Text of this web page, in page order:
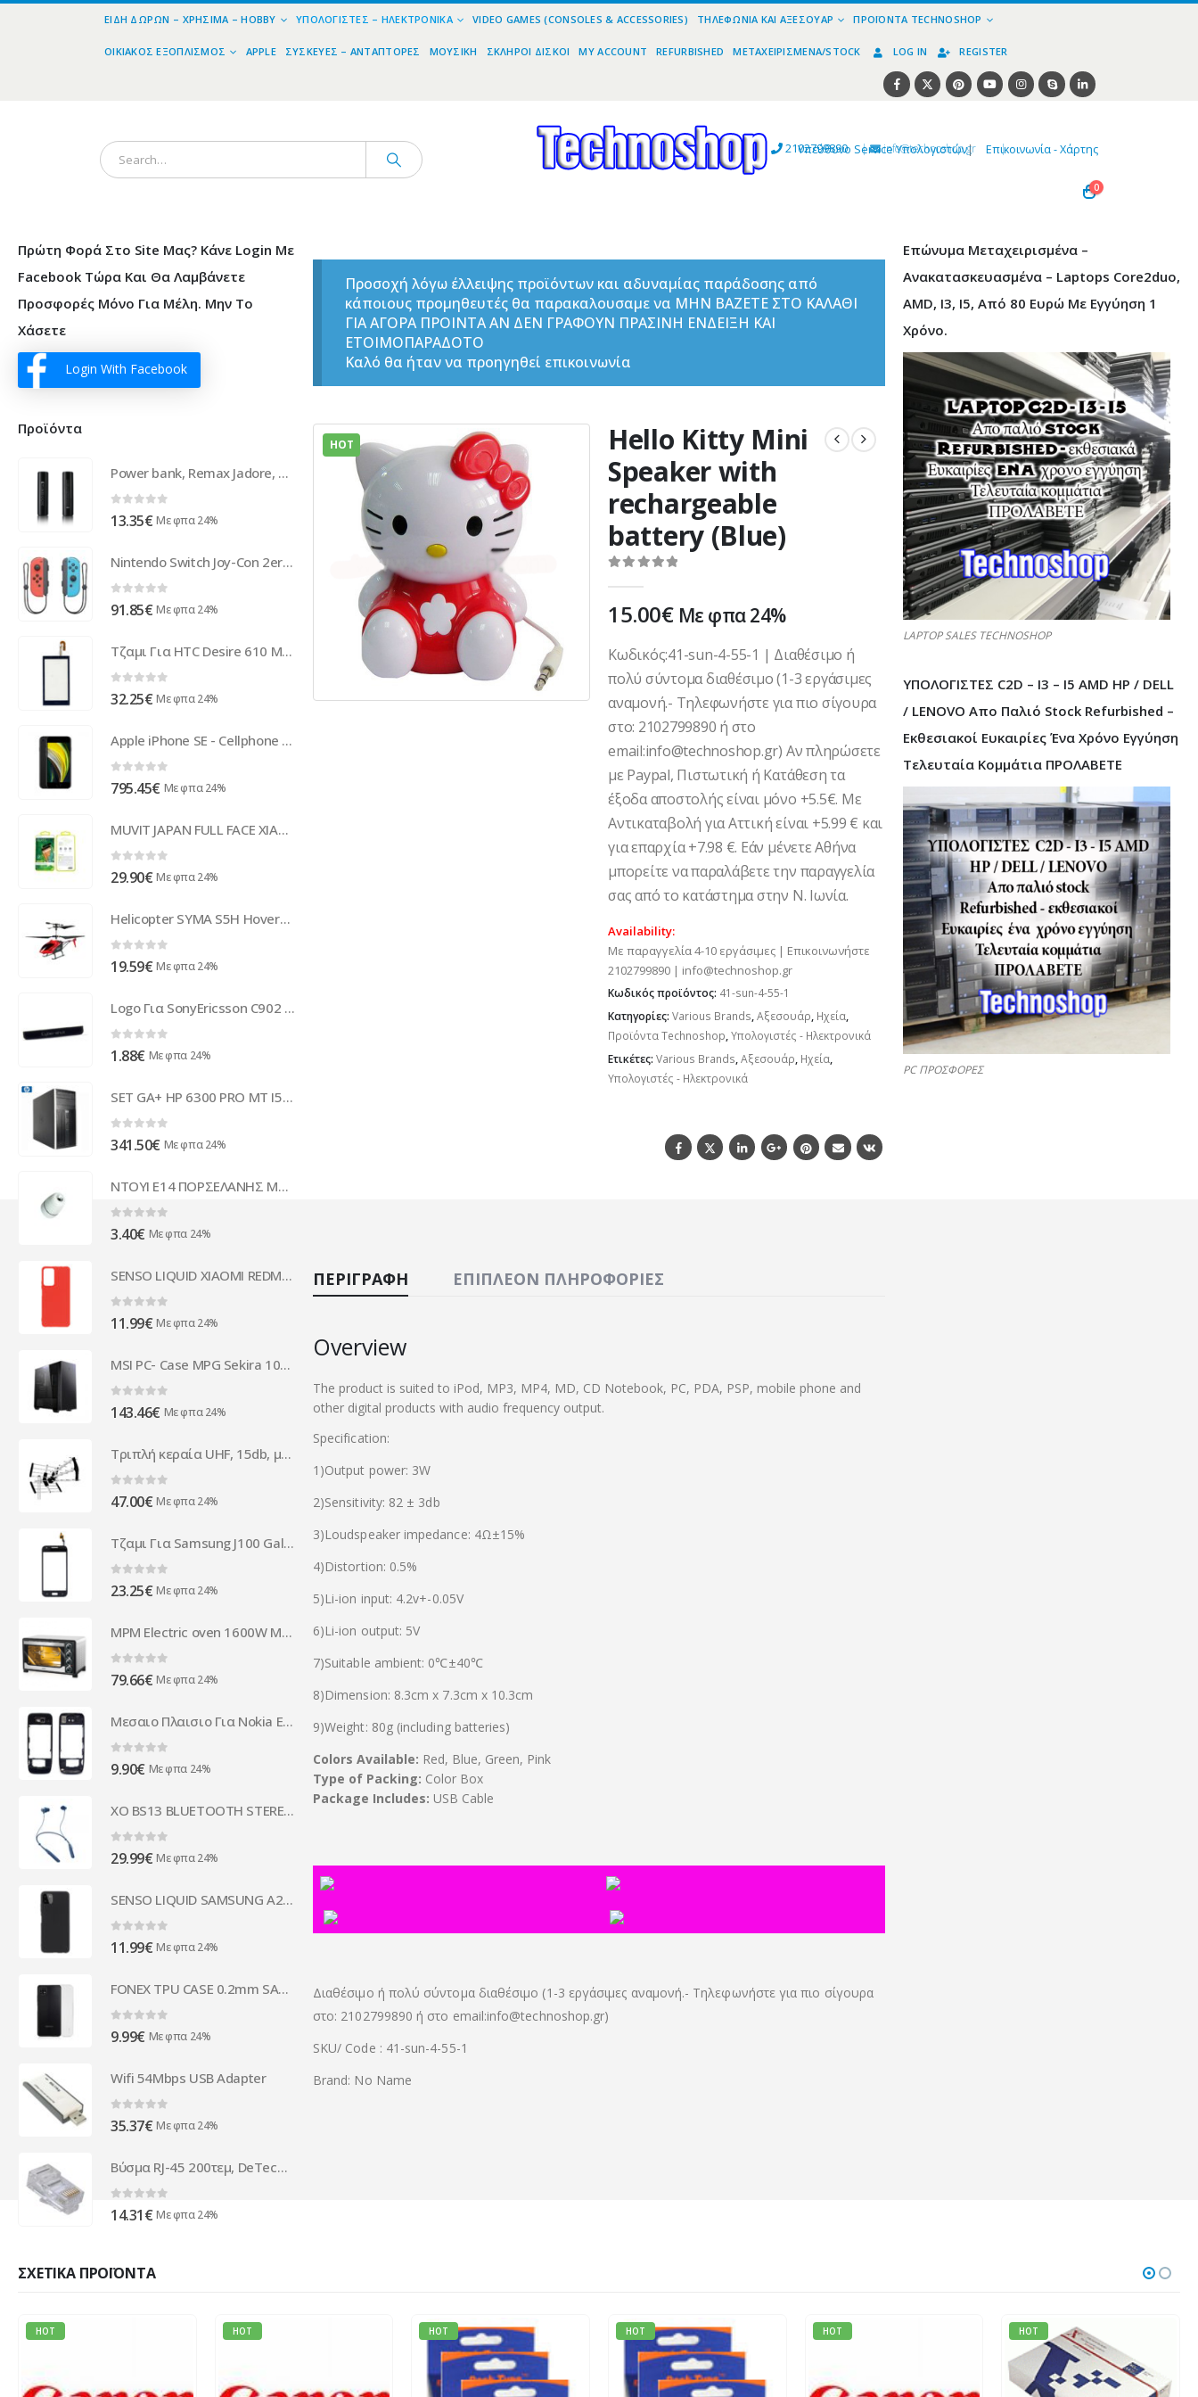
ΕΊΔΗ ΔΏΡΩΝ – ΧΡΉΣΙΜΑ – HOBBY ΥΠΟΛΟΓΙΣΤΈΣ – ΗΛΕΚΤΡΟΝΙΚΆ VIDEO GAMES (CONSOLES & ACCESSORIES) ΤΗΛΕΦΩΝΊΑ ΚΑΙ ΑΞΕΣΟΥΆΡ ΠΡΟΪΌΝΤΑ TECHNOSHOP
ΟΙΚΙΑΚΌΣ ΕΞΟΠΛΙΣΜΌΣ APPLE ΣΥΣΚΕΥΈΣ – ΑΝΤΆΠΤΟΡΕΣ ΜΟΥΣΙΚΉ ΣΚΛΗΡΟΊ ΔΊΣΚΟΙ MY ACCOUNT REFURBISHED ΜΕΤΑΧΕΙΡΙΣΜΈΝΑ/STOCK LOG IN REGISTER
2102799890 | info@technoshop,gr |
Υπεύθυνο Service Υπολογιστών| Επικοινωνία - Χάρτης
0
Προσοχή λόγω έλλειψης προϊόντων και αδυναμίας παράδοσης από
κάποιους προμηθευτές θα παρακαλουσαμε να ΜΗΝ ΒΑΖΕΤΕ ΣΤΟ ΚΑΛΑΘΙ
ΓΙΑ ΑΓΟΡΑ ΠΡΟΙΝΤΑ ΑΝ ΔΕΝ ΓΡΑΦΟΥΝ ΠΡΑΣΙΝΗ ΕΝΔΕΙΞΗ ΚΑΙ
ΕΤΟΙΜΟΠΑΡΑΔΟΤΟ
Καλό θα ήταν να προηγηθεί επικοινωνία
HOT
Hello Kitty Mini
Speaker with
rechargeable
battery (Blue)
15.00€ Με φπα 24%
Κωδικός:41-sun-4-55-1 | Διαθέσιμο ή
πολύ σύντομα διαθέσιμο (1-3 εργάσιμες
αναμονή.- Τηλεφωνήστε για πιο σίγουρα
στο: 2102799890 ή στο
email:info@technoshop.gr) Αν πληρώσετε
με Paypal, Πιστωτική ή Κατάθεση τα
έξοδα αποστολής είναι μόνο +5.5€. Με
Αντικαταβολή για Αττική είναι +5.99 € και
για επαρχία +7.98 €. Εάν μένετε Αθήνα
μπορείτε να παραλάβετε την παραγγελία
σας από το κατάστημα στην Ν. Ιωνία.
Availability:
Με παραγγελία 4-10 εργάσιμες | Επικοινωνήστε
2102799890 | info@technoshop.gr
Κωδικός προϊόντος: 41-sun-4-55-1
Κατηγορίες: Various Brands,Αξεσουάρ, Ηχεία,
Προϊόντα Technoshop,Υπολογιστές - Ηλεκτρονικά
Ετικέτες: Various Brands,Αξεσουάρ, Ηχεία,
Υπολογιστές - Ηλεκτρονικά
ΠΕΡΙΓΡΑΦΉ ΕΠΙΠΛΈΟΝ ΠΛΗΡΟΦΟΡΊΕΣ
Overview
The product is suited to iPod, MP3, MP4, MD, CD Notebook, PC, PDA, PSP, mobile phone and
other digital products with audio frequency output.
Specification:
1)Output power: 3W
2)Sensitivity: 82 ± 3db
3)Loudspeaker impedance: 4Ω±15%
4)Distortion: 0.5%
5)Li-ion input: 4.2v+-0.05V
6)Li-ion output: 5V
7)Suitable ambient: 0℃±40℃
8)Dimension: 8.3cm x 7.3cm x 10.3cm
9)Weight: 80g (including batteries)
Colors Available: Red, Blue, Green, Pink
Type of Packing: Color Box
Package Includes: USB Cable
Διαθέσιμο ή πολύ σύντομα διαθέσιμο (1-3 εργάσιμες αναμονή.- Τηλεφωνήστε για πιο σίγουρα
στο: 2102799890 ή στο email:info@technoshop.gr)
SKU/ Code : 41-sun-4-55-1
Brand: No Name
Πρώτη Φορά Στο Site Μας? Κάνε Login Με
Facebook Τώρα Και Θα Λαμβάνετε
Προσφορές Μόνο Για Μέλη. Μην Το
Χάσετε
Login With Facebook
Προϊόντα
Power bank, Remax Jadore, 2600mAh, RPL-33, White - 87027
0 out of 5
13.35€ Με φπα 24%
Nintendo Switch Joy-Con 2er Set Neon-Rot / Neon-Blau 2510166
0 out of 5
91.85€ Με φπα 24%
Τζαμι Για HTC Desire 610 Μαυρο OR
0 out of 5
32.25€ Με φπα 24%
Apple iPhone SE - Cellphone - 12 MP 256 GB - Black MXVT2ZD/A
0out of 5
795.45€ Με φπα 24%
MUVIT JAPAN FULL FACE XIAOMI Mi A1 black tempered glass
0 out of 5
29.90€ Με φπα 24%
Helicopter SYMA S5H Hover-Function 3-Channel Infrared with Gyro (Red)
0 out of 5
19.59€ Με φπα 24%
Logo Για SonyEricsson C902 OEM Αυτοκολλητο (Cybershot)
0 out of 5
1.88€ Με φπα 24%
SET GA+ HP 6300 PRO MT I5-3470/4GB/500GB/DVDRW/WIN7PC
0 out of 5
341.50€ Με φπα 24%
ΝΤΟΥΙ Ε14 ΠΟΡΣΕΛΑΝΗΣ Μ10 (2/8") ΛΕΥΚΟ
0 out of 5
3.40€ Με φπα 24%
SENSO LIQUID XIAOMI REDMI NOTE 11 4G / NOTE 11s 4G / XFF EDITION red backcover
0 out of 5
11.99€ Με φπα 24%
MSI PC- Case MPG Sekira 100P | 306-7G06P21-W57
0 out of 5
143.46€ Με φπα 24%
Τριπλή κεραία UHF, 15db, μαύρου χρώματος με LTE φίλτρο
0out of 5
47.00€ Με φπα 24%
Τζαμι Για Samsung J100 Galaxy J1 Μαυρο Grade A
0 out of 5
23.25€ Με φπα 24%
MPM Electric oven 1600W MPE-06/T
0out of 5
79.66€ Με φπα 24%
Μεσαιο Πλαισιο Για Nokia E52 - E55 Μαυρο OEM
0 out of 5
9.90€ Με φπα 24%
XO BS13 BLUETOOTH STEREO HANDSFREE NECK BAND blue
0 out of 5
29.99€ Με φπα 24%
SENSO LIQUID SAMSUNG A22 4G black backcover
0 out of 5
11.99€ Με φπα 24%
FONEX TPU CASE 0.2mm SAMSUNG A22 4G backcover
0 out of 5
9.99€ Με φπα 24%
Wifi 54Mbps USB Adapter
0 out of 5
35.37€ Με φπα 24%
Βύσμα RJ-45 200τεμ, DeTech, Διαφανές - 17140
0 out of 5
14.31€ Με φπα 24%
Επώνυμα Μεταχειρισμένα –
Ανακατασκευασμένα – Laptops Core2duo,
AMD, I3, I5, Από 80 Ευρώ Με Εγγύηση 1
Χρόνο.
LAPTOP SALES TECHNOSHOP
ΥΠΟΛΟΓΙΣΤΕΣ C2D – I3 – I5 AMD HP / DELL
/ LENOVO Απο Παλιό Stock Refurbished –
Εκθεσιακοί Ευκαιρίες Ένα Χρόνο Εγγύηση
Τελευταία Κομμάτια ΠΡΟΛΑΒΕΤΕ
PC ΠΡΟΣΦΟΡΕΣ
ΣΧΕΤΙΚΆ ΠΡΟΪΌΝΤΑ
HOT HOT HOT HOT HOT HOT